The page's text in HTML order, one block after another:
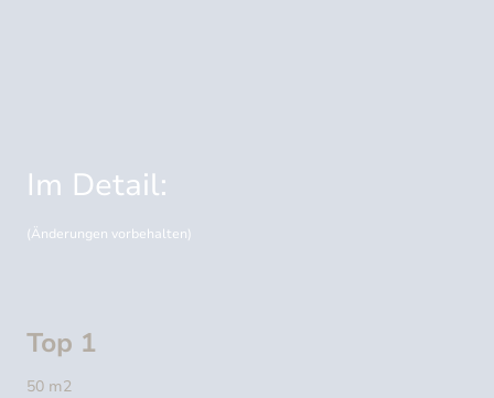
Im Detail:
(Änderungen vorbehalten)
Top 1
50 m2